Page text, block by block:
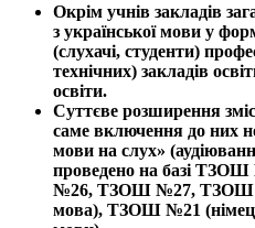
Окрім учнів закладів
з української мови у
(слухачі, студенти)
технічних) закладів
освіти.
Суттєве розширення
саме включення до них
мови на слух»
проведено на базі
№26, ТЗОШ №27, ТЗОШ
мова), ТЗОШ №21